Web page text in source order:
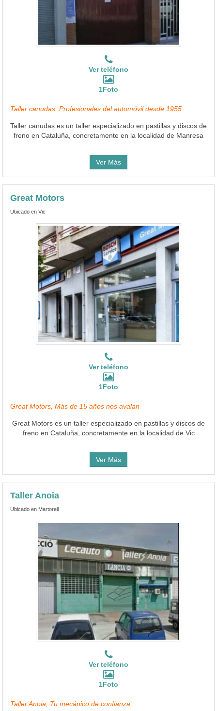
Ver teléfono
1Foto
Taller canudas, Profesionales del automóvil desde 1955
Taller canudas es un taller especializado en pastillas y discos de
freno en Cataluña, concretamente en la localidad de Manresa
Ver Más
Great Motors
Ubicado en Vic
Ver teléfono
1Foto
Great Motors, Más de 15 años nos avalan
Great Motors es un taller especializado en pastillas y discos de
freno en Cataluña, concretamente en la localidad de Vic
Ver Más
Taller Anoia
Ubicado en Martorell
Ver teléfono
1Foto
Taller Anoia, Tu mecánico de confianza